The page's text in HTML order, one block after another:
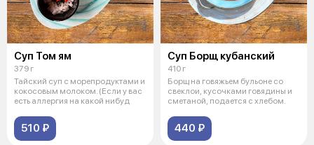
Суп Том ям
379 г
Тайский суп с морепродуктами и
кокосовым молоком. (Если у вас
есть аллергия на какой нибуд
510 ₽
Суп Борщ кубанский
410 г
Борщ на говяжьем бульоне со
свеклои, кусочками говядины и
сметаной, подается с хлебом.
440 ₽